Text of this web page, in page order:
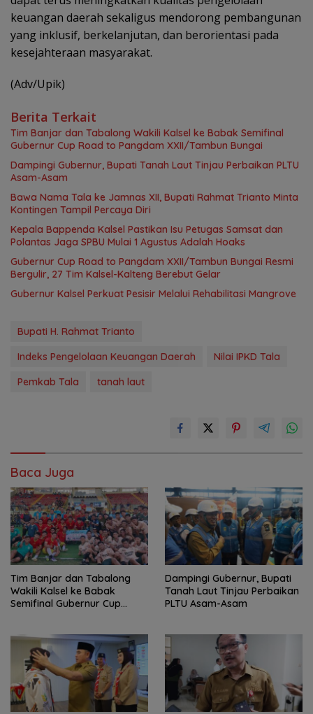
keuangan daerah sekaligus mendorong pembangunan
yang inklusif, berkelanjutan, dan berorientasi pada
kesejahteraan masyarakat.
(Adv/Upik)
Berita Terkait
Tim Banjar dan Tabalong Wakili Kalsel ke Babak Semifinal
Gubernur Cup Road to Pangdam XXII/Tambun Bungai
Dampingi Gubernur, Bupati Tanah Laut Tinjau Perbaikan PLTU
Asam-Asam
Bawa Nama Tala ke Jamnas XII, Bupati Rahmat Trianto Minta
Kontingen Tampil Percaya Diri
Kepala Bappenda Kalsel Pastikan Isu Petugas Samsat dan
Polantas Jaga SPBU Mulai 1 Agustus Adalah Hoaks
Gubernur Cup Road to Pangdam XXII/Tambun Bungai Resmi
Bergulir, 27 Tim Kalsel-Kalteng Berebut Gelar
Gubernur Kalsel Perkuat Pesisir Melalui Rehabilitasi Mangrove
Bupati H. Rahmat Trianto
Indeks Pengelolaan Keuangan Daerah
Nilai IPKD Tala
Pemkab Tala
tanah laut
Baca Juga
Tim Banjar dan Tabalong
Wakili Kalsel ke Babak
Semifinal Gubernur Cup
Dampingi Gubernur, Bupati
Tanah Laut Tinjau Perbaikan
PLTU Asam-Asam